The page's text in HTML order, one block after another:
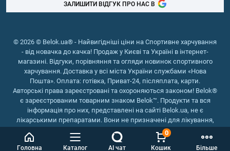
Головна Каталог AI чат Кошик
0
Більше
ЗАЛИШИТИ ВІДГУК ПРО НАС В
© 2026 © Belok.ua® - Найвигідніші ціни на Спортивне харчування
- від новачка до качка! Продаж у Києві та Україні в інтернет-
магазині. Відгуки, порівняння та огляди новинок спортивного
харчування. Доставка у всі міста України службами «Нова
Пошта». Оплата: готівка, Приват-24, післяплата, карти.
Авторські права зареєстровані та охороняються законом! Belok®
є зареєстрованим товарним знаком Belok™. Продукти та вся
інформація про них, представлені на сайті Belok.ua, не є
лікарськими препаратами. Вони не призначені для лікування,
зняття симптомів та запобігання хворобам.
Інтернет магазин Belok.ua
Інтернет магазин спортивного
харчування